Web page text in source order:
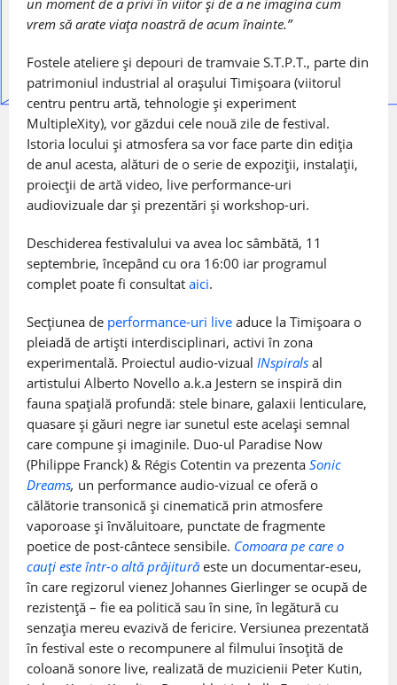
un moment de a privi în viitor și de a ne imagina cum
vrem să arate viața noastră de acum înainte.”
Fostele ateliere şi depouri de tramvaie S.T.P.T., parte din
patrimoniul industrial al oraşului Timișoara (viitorul
centru pentru artă, tehnologie şi experiment
MultipleXity), vor găzdui cele nouă zile de festival.
Istoria locului şi atmosfera sa vor face parte din ediția
de anul acesta, alături de o serie de expoziții, instalații,
proiecții de artă video, live performance-uri
audiovizuale dar și prezentări și workshop-uri.
Deschiderea festivalului va avea loc sâmbătă, 11
septembrie, începând cu ora 16:00 iar programul
complet poate fi consultat aici.
Secțiunea de performance-uri live aduce la Timișoara o
pleiadă de artiști interdisciplinari, activi în zona
experimentală. Proiectul audio-vizual INspirals al
artistului Alberto Novello a.k.a Jestern se inspiră din
fauna spațială profundă: stele binare, galaxii lenticulare,
quasare și găuri negre iar sunetul este același semnal
care compune și imaginile. Duo-ul Paradise Now
(Philippe Franck) & Régis Cotentin va prezenta Sonic
Dreams, un performance audio-vizual ce oferă o
călătorie transonică și cinematică prin atmosfere
vaporoase și învăluitoare, punctate de fragmente
poetice de post-cântece sensibile. Comoara pe care o
cauți este într-o altă prăjiturăeste un documentar-eseu,
în care regizorul vienez Johannes Gierlinger se ocupă de
rezistență – fie ea politică sau în sine, în legătură cu
senzația mereu evazivă de fericire. Versiunea prezentată
în festival este o recompunere al filmului însoțită de
coloană sonore live, realizată de muzicienii Peter Kutin,